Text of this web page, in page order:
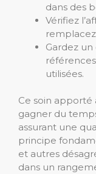
dans des
Vérifiez
Gardez
utilisées.
Ce soin
gagner du
assurant une
principe
et autres
dans un